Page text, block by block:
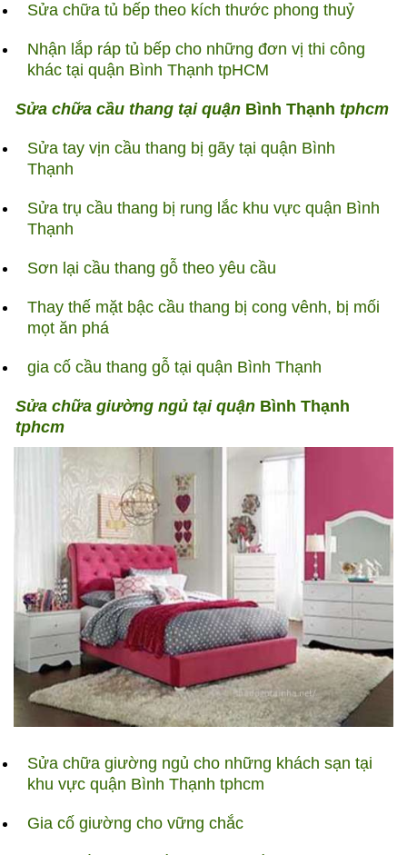
Sửa chữa tủ bếp theo kích thước phong thuỷ
Nhận lắp ráp tủ bếp cho những đơn vị thi công
khác tại quận Bình Thạnh tpHCM
Sửa chữa cầu thang tại quận Bình Thạnh tphcm
Sửa tay vịn cầu thang bị gãy tại quận Bình
Thạnh
Sửa trụ cầu thang bị rung lắc khu vực quận Bình
Thạnh
Sơn lại cầu thang gỗ theo yêu cầu
Thay thế mặt bậc cầu thang bị cong vênh, bị mối
mọt ăn phá
gia cố cầu thang gỗ tại quận Bình Thạnh
Sửa chữa giường ngủ tại quận Bình Thạnh
tphcm
Sửa chữa giường ngủ cho những khách sạn tại
khu vực quận Bình Thạnh tphcm
Gia cố giường cho vững chắc